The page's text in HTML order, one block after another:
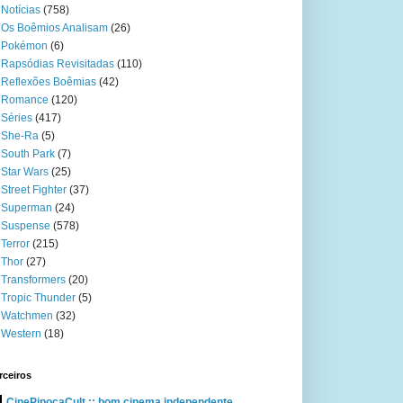
Notícias (758)
Os Boêmios Analisam (26)
Pokémon (6)
Rapsódias Revisitadas (110)
Reflexões Boêmias (42)
Romance (120)
Séries (417)
She-Ra (5)
South Park (7)
Star Wars (25)
Street Fighter (37)
Superman (24)
Suspense (578)
Terror (215)
Thor (27)
Transformers (20)
Tropic Thunder (5)
Watchmen (32)
Western (18)